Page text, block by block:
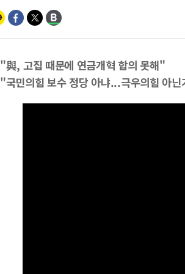
"與, 고집 때문에 연금개혁 합의 못해"
"국민의힘 보수 정당 아냐...극우의힘 아